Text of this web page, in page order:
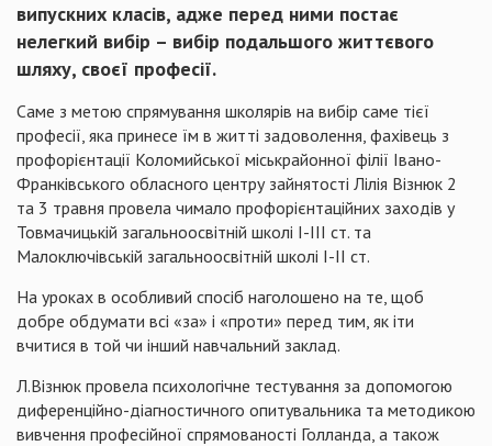
випускних класів, адже перед ними постає
нелегкий вибір – вибір подальшого життєвого
шляху, своєї професії.
Саме з метою спрямування школярів на вибір саме тієї
професії, яка принесе їм в житті задоволення, фахівець з
профорієнтації Коломийської міськрайонної філії Івано-
Франківського обласного центру зайнятості Лілія Візнюк 2
та 3 травня провела чимало профорієнтаційних заходів у
Товмачицькій загальноосвітній школі І-ІІІ ст. та
Малоключівській загальноосвітній школі І-ІІ ст.
На уроках в особливий спосіб наголошено на те, щоб
добре обдумати всі «за» і «проти» перед тим, як іти
вчитися в той чи інший навчальний заклад.
Л.Візнюк провела психологічне тестування за допомогою
диференційно-діагностичного опитувальника та методикою
вивчення професійної спрямованості Голланда, а також